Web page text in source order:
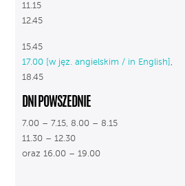
11.15
12.45
15.45
17.00 [w jęz. angielskim / in English] ,
18.45
DNI POWSZEDNIE
7.00 – 7.15, 8.00 – 8.15
11.30 – 12.30
oraz 16.00 – 19.00